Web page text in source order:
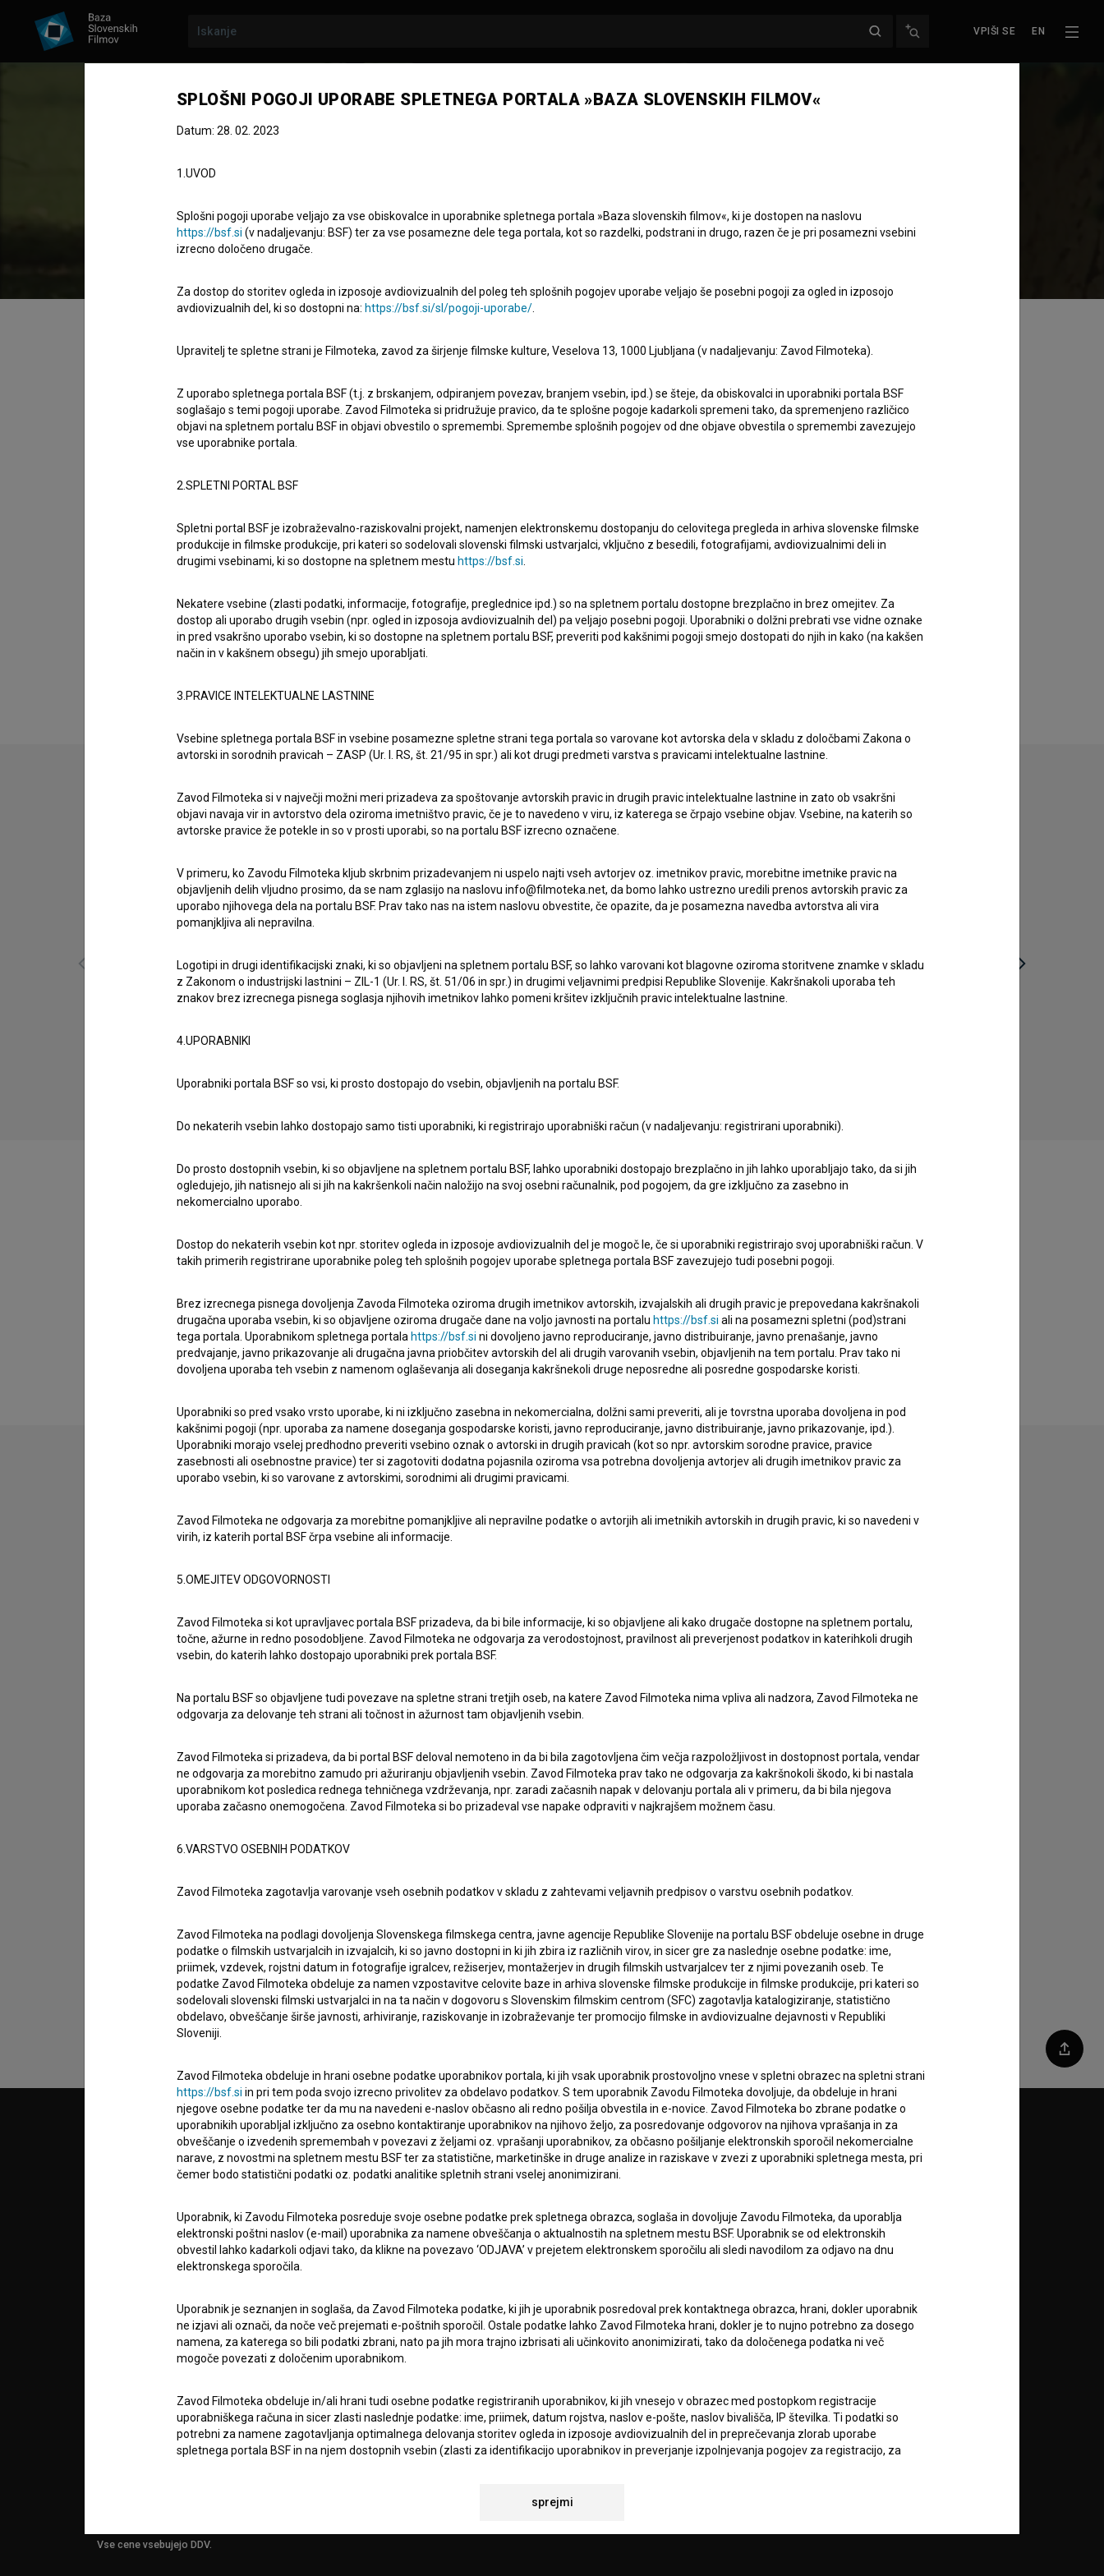
VPIŠI SE EN
* 04.06.1961, Ljubljana, Slovenija
Irena Kranjc, rojena 04.06.1961 (Ljubljana, Slovenija), je nastopajoča. Najodmevnejši projekti, kjer je
nastopila, soPustota (1982) ,Ko zorijo jagode (1978)
Oglejte si
Ko zorijo jagode (1978) Deseti brat (1982)
Razširjeni podatki
Stik z uredništvom
prijavljam napako
Sprejemamsplošne pogojein dajemsoglasjeza zbiranje, hrambo in obdelavo osebnih
podatkov.
Deli
© 2018-2026, Filmoteka,
zavod za širjenje filmske kulture
info@filmoteka.si
Tehnična pomoč: podpora@bsf.si
Mednarodna številka ISSN 2670-787X
Projekt sofinancira:
PARTNERJI
POGOJI UPORABE
O PROJEKTU
KONTAKT
POGOSTA
VPRAŠANJA
PRIJAVITE SE NA BSF NOVIČNIK:
PRIJAVA
Sprejemamsplošne pogoje in dajem soglasje za
zbiranje, hrambo in obdelavo osebnih podatkov.
Sledite nam na:
RSS novice
Podprite nas z donacijo na
ali s kreditno kartico:
Vse cene vsebujejo DDV.
SPLOŠNI POGOJI UPORABE SPLETNEGA PORTALA »BAZA SLOVENSKIH FILMOV«
Datum: 28. 02. 2023
1.UVOD
Splošni pogoji uporabe veljajo za vse obiskovalce in uporabnike spletnega portala »Baza slovenskih filmov«, ki je dostopen na naslovu
https://bsf.si (v nadaljevanju: BSF) ter za vse posamezne dele tega portala, kot so razdelki, podstrani in drugo, razen če je pri posamezni vsebini
izrecno določeno drugače.
Za dostop do storitev ogleda in izposoje avdiovizualnih del poleg teh splošnih pogojev uporabe veljajo še posebni pogoji za ogled in izposojo
avdiovizualnih del, ki so dostopni na: https://bsf.si/sl/pogoji-uporabe/
Upravitelj te spletne strani je Filmoteka, zavod za širjenje filmske kulture, Veselova 13, 1000 Ljubljana (v nadaljevanju: Zavod Filmoteka).
Z uporabo spletnega portala BSF (t.j. z brskanjem, odpiranjem povezav, branjem vsebin, ipd.) se šteje, da obiskovalci in uporabniki portala BSF
soglašajo s temi pogoji uporabe. Zavod Filmoteka si pridružuje pravico, da te splošne pogoje kadarkoli spremeni tako, da spremenjeno različico
objavi na spletnem portalu BSF in objavi obvestilo o spremembi. Spremembe splošnih pogojev od dne objave obvestila o spremembi zavezujejo
vse uporabnike portala.
2.SPLETNI PORTAL BSF
Spletni portal BSF je izobraževalno-raziskovalni projekt, namenjen elektronskemu dostopanju do celovitega pregleda in arhiva slovenske filmske
produkcije in filmske produkcije, pri kateri so sodelovali slovenski filmski ustvarjalci, vključno z besedili, fotografijami, avdiovizualnimi deli in
drugimi vsebinami, ki so dostopne na spletnem mestu https://bsf.si
Nekatere vsebine (zlasti podatki, informacije, fotografije, preglednice ipd.) so na spletnem portalu dostopne brezplačno in brez omejitev. Za
dostop ali uporabo drugih vsebin (npr. ogled in izposoja avdiovizualnih del) pa veljajo posebni pogoji. Uporabniki o dolžni prebrati vse vidne oznake
in pred vsakršno uporabo vsebin, ki so dostopne na spletnem portalu BSF, preveriti pod kakšnimi pogoji smejo dostopati do njih in kako (na kakšen
način in v kakšnem obsegu) jih smejo uporabljati.
3.PRAVICE INTELEKTUALNE LASTNINE
Vsebine spletnega portala BSF in vsebine posamezne spletne strani tega portala so varovane kot avtorska dela v skladu z določbami Zakona o
avtorski in sorodnih pravicah – ZASP (Ur. l. RS, št. 21/95 in spr.) ali kot drugi predmeti varstva s pravicami intelektualne lastnine.
Zavod Filmoteka si v največji možni meri prizadeva za spoštovanje avtorskih pravic in drugih pravic intelektualne lastnine in zato ob vsakršni
objavi navaja vir in avtorstvo dela oziroma imetništvo pravic, če je to navedeno v viru, iz katerega se črpajo vsebine objav. Vsebine, na katerih so
avtorske pravice že potekle in so v prosti uporabi, so na portalu BSF izrecno označene.
V primeru, ko Zavodu Filmoteka kljub skrbnim prizadevanjem ni uspelo najti vseh avtorjev oz. imetnikov pravic, morebitne imetnike pravic na
objavljenih delih vljudno prosimo, da se nam zglasijo na naslovu info@filmoteka.net, da bomo lahko ustrezno uredili prenos avtorskih pravic za
uporabo njihovega dela na portalu BSF. Prav tako nas na istem naslovu obvestite, če opazite, da je posamezna navedba avtorstva ali vira
pomanjkljiva ali nepravilna.
Logotipi in drugi identifikacijski znaki, ki so objavljeni na spletnem portalu BSF, so lahko varovani kot blagovne oziroma storitvene znamke v skladu
z Zakonom o industrijski lastnini – ZIL-1 (Ur. l. RS, št. 51/06 in spr.) in drugimi veljavnimi predpisi Republike Slovenije. Kakršnakoli uporaba teh
znakov brez izrecnega pisnega soglasja njihovih imetnikov lahko pomeni kršitev izključnih pravic intelektualne lastnine.
4.UPORABNIKI
Uporabniki portala BSF so vsi, ki prosto dostopajo do vsebin, objavljenih na portalu BSF.
Do nekaterih vsebin lahko dostopajo samo tisti uporabniki, ki registrirajo uporabniški račun (v nadaljevanju: registrirani uporabniki).
Do prosto dostopnih vsebin, ki so objavljene na spletnem portalu BSF, lahko uporabniki dostopajo brezplačno in jih lahko uporabljajo tako, da si jih
ogledujejo, jih natisnejo ali si jih na kakršenkoli način naložijo na svoj osebni računalnik, pod pogojem, da gre izključno za zasebno in
nekomercialno uporabo.
Dostop do nekaterih vsebin kot npr. storitev ogleda in izposoje avdiovizualnih del je mogoč le, če si uporabniki registrirajo svoj uporabniški račun. V
takih primerih registrirane uporabnike poleg teh splošnih pogojev uporabe spletnega portala BSF zavezujejo tudi posebni pogoji.
Brez izrecnega pisnega dovoljenja Zavoda Filmoteka oziroma drugih imetnikov avtorskih, izvajalskih ali drugih pravic je prepovedana kakršnakoli
drugačna uporaba vsebin, ki so objavljene oziroma drugače dane na voljo javnosti na portalu https://bsf.si ali na posamezni spletni (pod)strani
tega portala. Uporabnikom spletnega portala https://bsf.si ni dovoljeno javno reproduciranje, javno distribuiranje, javno prenašanje, javno
predvajanje, javno prikazovanje ali drugačna javna priobčitev avtorskih del ali drugih varovanih vsebin, objavljenih na tem portalu. Prav tako ni
dovoljena uporaba teh vsebin z namenom oglaševanja ali doseganja kakršnekoli druge neposredne ali posredne gospodarske koristi.
Uporabniki so pred vsako vrsto uporabe, ki ni izključno zasebna in nekomercialna, dolžni sami preveriti, ali je tovrstna uporaba dovoljena in pod
kakšnimi pogoji (npr. uporaba za namene doseganja gospodarske koristi, javno reproduciranje, javno distribuiranje, javno prikazovanje, ipd.).
Uporabniki morajo vselej predhodno preveriti vsebino oznak o avtorski in drugih pravicah (kot so npr. avtorskim sorodne pravice, pravice
zasebnosti ali osebnostne pravice) ter si zagotoviti dodatna pojasnila oziroma vsa potrebna dovoljenja avtorjev ali drugih imetnikov pravic za
uporabo vsebin, ki so varovane z avtorskimi, sorodnimi ali drugimi pravicami.
Zavod Filmoteka ne odgovarja za morebitne pomanjkljive ali nepravilne podatke o avtorjih ali imetnikih avtorskih in drugih pravic, ki so navedeni v
virih, iz katerih portal BSF črpa vsebine ali informacije.
5.OMEJITEV ODGOVORNOSTI
Zavod Filmoteka si kot upravljavec portala BSF prizadeva, da bi bile informacije, ki so objavljene ali kako drugače dostopne na spletnem portalu,
točne, ažurne in redno posodobljene. Zavod Filmoteka ne odgovarja za verodostojnost, pravilnost ali preverjenost podatkov in katerihkoli drugih
vsebin, do katerih lahko dostopajo uporabniki prek portala BSF.
Na portalu BSF so objavljene tudi povezave na spletne strani tretjih oseb, na katere Zavod Filmoteka nima vpliva ali nadzora, Zavod Filmoteka ne
odgovarja za delovanje teh strani ali točnost in ažurnost tam objavljenih vsebin.
Zavod Filmoteka si prizadeva, da bi portal BSF deloval nemoteno in da bi bila zagotovljena čim večja razpoložljivost in dostopnost portala, vendar
ne odgovarja za morebitno zamudo pri ažuriranju objavljenih vsebin. Zavod Filmoteka prav tako ne odgovarja za kakršnokoli škodo, ki bi nastala
uporabnikom kot posledica rednega tehničnega vzdrževanja, npr. zaradi začasnih napak v delovanju portala ali v primeru, da bi bila njegova
uporaba začasno onemogočena. Zavod Filmoteka si bo prizadeval vse napake odpraviti v najkrajšem možnem času.
6.VARSTVO OSEBNIH PODATKOV
Zavod Filmoteka zagotavlja varovanje vseh osebnih podatkov v skladu z zahtevami veljavnih predpisov o varstvu osebnih podatkov.
Zavod Filmoteka na podlagi dovoljenja Slovenskega filmskega centra, javne agencije Republike Slovenije na portalu BSF obdeluje osebne in druge
podatke o filmskih ustvarjalcih in izvajalcih, ki so javno dostopni in ki jih zbira iz različnih virov, in sicer gre za naslednje osebne podatke: ime,
priimek, vzdevek, rojstni datum in fotografije igralcev, režiserjev, montažerjev in drugih filmskih ustvarjalcev ter z njimi povezanih oseb. Te
podatke Zavod Filmoteka obdeluje za namen vzpostavitve celovite baze in arhiva slovenske filmske produkcije in filmske produkcije, pri kateri so
sodelovali slovenski filmski ustvarjalci in na ta način v dogovoru s Slovenskim filmskim centrom (SFC) zagotavlja katalogiziranje, statistično
obdelavo, obveščanje širše javnosti, arhiviranje, raziskovanje in izobraževanje ter promocijo filmske in avdiovizualne dejavnosti v Republiki
Sloveniji.
Zavod Filmoteka obdeluje in hrani osebne podatke uporabnikov portala, ki jih vsak uporabnik prostovoljno vnese v spletni obrazec na spletni strani
https://bsf.si in pri tem poda svojo izrecno privolitev za obdelavo podatkov. S tem uporabnik Zavodu Filmoteka dovoljuje, da obdeluje in hrani
njegove osebne podatke ter da mu na navedeni e-naslov občasno ali redno pošilja obvestila in e-novice. Zavod Filmoteka bo zbrane podatke o
uporabnikih uporabljal izključno za osebno kontaktiranje uporabnikov na njihovo željo, za posredovanje odgovorov na njihova vprašanja in za
obveščanje o izvedenih spremembah v povezavi z željami oz. vprašanji uporabnikov, za občasno pošiljanje elektronskih sporočil nekomercialne
narave, z novostmi na spletnem mestu BSF ter za statistične, marketinške in druge analize in raziskave v zvezi z uporabniki spletnega mesta, pri
čemer bodo statistični podatki oz. podatki analitike spletnih strani vselej anonimizirani.
Uporabnik, ki Zavodu Filmoteka posreduje svoje osebne podatke prek spletnega obrazca, soglaša in dovoljuje Zavodu Filmoteka, da uporablja
elektronski poštni naslov (e-mail) uporabnika za namene obveščanja o aktualnostih na spletnem mestu BSF. Uporabnik se od elektronskih
obvestil lahko kadarkoli odjavi tako, da klikne na povezavo ‘ODJAVA’ v prejetem elektronskem sporočilu ali sledi navodilom za odjavo na dnu
elektronskega sporočila.
Uporabnik je seznanjen in soglaša, da Zavod Filmoteka podatke, ki jih je uporabnik posredoval prek kontaktnega obrazca, hrani, dokler uporabnik
ne izjavi ali označi, da noče več prejemati e-poštnih sporočil. Ostale podatke lahko Zavod Filmoteka hrani, dokler je to nujno potrebno za dosego
namena, za katerega so bili podatki zbrani, nato pa jih mora trajno izbrisati ali učinkovito anonimizirati, tako da določenega podatka ni več
mogoče povezati z določenim uporabnikom.
Zavod Filmoteka obdeluje in/ali hrani tudi osebne podatke registriranih uporabnikov, ki jih vnesejo v obrazec med postopkom registracije
uporabniškega računa in sicer zlasti naslednje podatke: ime, priimek, datum rojstva, naslov e-pošte, naslov bivališča, IP številka. Ti podatki so
potrebni za namene zagotavljanja optimalnega delovanja storitev ogleda in izposoje avdiovizualnih del in preprečevanja zlorab uporabe
spletnega portala BSF in na njem dostopnih vsebin (zlasti za identifikacijo uporabnikov in preverjanje izpolnjevanja pogojev za registracijo, za
fizično in programsko varovanje prostorov in informacijske opreme, redno posodabljanje in vzdrževanje strojne in programske opreme ter
sprejmi